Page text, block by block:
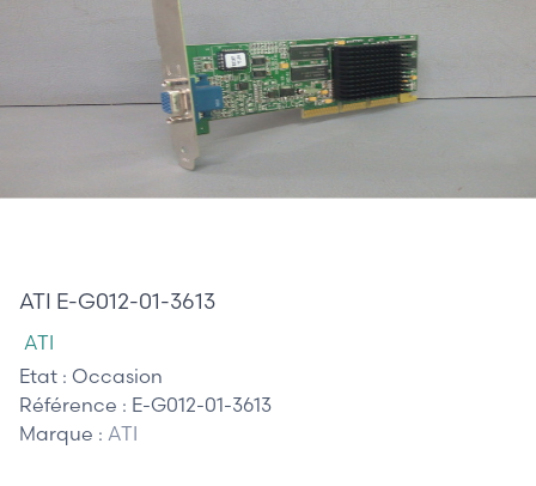
ATI E-G012-01-3613
ATI
Etat : Occasion
Référence : E-G012-01-3613
Marque : ATI